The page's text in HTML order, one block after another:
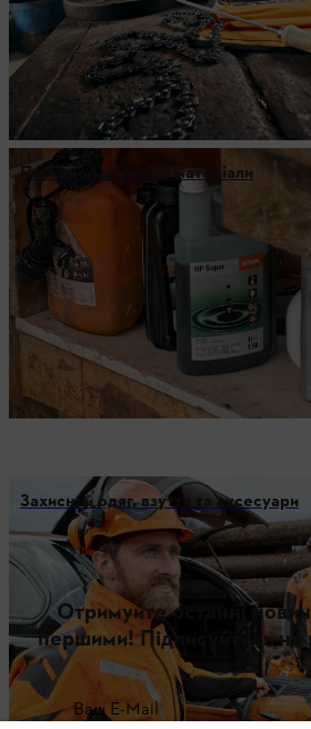
Паливно-мастильні матеріали
Захисний одяг, взуття та аксесуари
Отримуйте останні
першими! Підписуйтесь на
Ваш E-Mail